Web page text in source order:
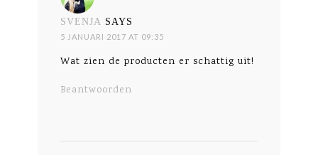
SVENJA SAYS
5 JANUARI 2017 AT 09:35
Wat zien de producten er schattig uit!
Beantwoorden